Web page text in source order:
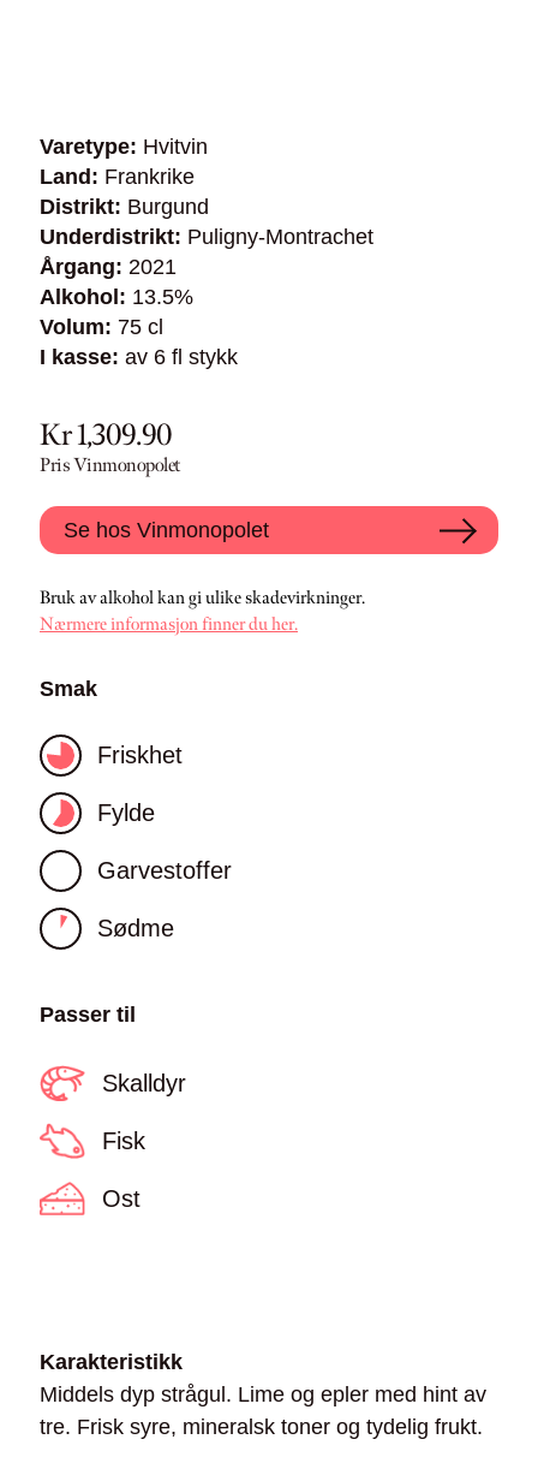
Varetype: Hvitvin
Land: Frankrike
Distrikt: Burgund
Underdistrikt: Puligny-Montrachet
Årgang: 2021
Alkohol: 13.5%
Volum: 75 cl
I kasse: av 6 fl stykk
Kr 1,309.90
Pris Vinmonopolet
Se hos Vinmonopolet
Bruk av alkohol kan gi ulike skadevirkninger.
Nærmere informasjon finner du her.
Smak
Friskhet
Fylde
Garvestoffer
Sødme
Passer til
Skalldyr
Fisk
Ost
Karakteristikk
Middels dyp strågul. Lime og epler med hint av
tre. Frisk syre, mineralsk toner og tydelig frukt.